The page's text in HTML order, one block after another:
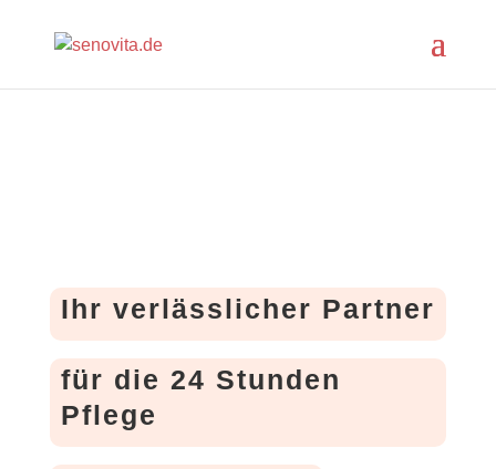
Ihr verlässlicher Partner
für die 24 Stunden
Pflege